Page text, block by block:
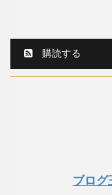
購読する
ブログ